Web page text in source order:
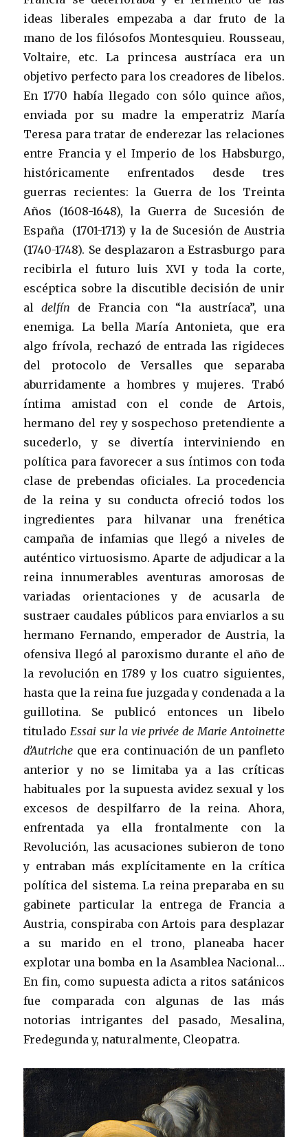
ideas liberales empezaba a dar fruto de la
mano de los filósofos Montesquieu. Rousseau,
Voltaire, etc. La princesa austríaca era un
objetivo perfecto para los creadores de libelos.
En 1770 había llegado con sólo quince años,
enviada por su madre la emperatriz María
Teresa para tratar de enderezar las relaciones
entre Francia y el Imperio de los Habsburgo,
históricamente enfrentados desde tres
guerras recientes: la Guerra de los Treinta
Años (1608-1648), la Guerra de Sucesión de
España (1701-1713) y la de Sucesión de Austria
(1740-1748). Se desplazaron a Estrasburgo para
recibirla el futuro luis XVI y toda la corte,
escéptica sobre la discutible decisión de unir
aldelfín de Francia con “la austríaca”, una
enemiga. La bella María Antonieta, que era
algo frívola, rechazó de entrada las rigideces
del protocolo de Versalles que separaba
aburridamente a hombres y mujeres. Trabó
íntima amistad con el conde de Artois,
hermano del rey y sospechoso pretendiente a
sucederlo, y se divertía interviniendo en
política para favorecer a sus íntimos con toda
clase de prebendas oficiales. La procedencia
de la reina y su conducta ofreció todos los
ingredientes para hilvanar una frenética
campaña de infamias que llegó a niveles de
auténtico virtuosismo. Aparte de adjudicar a la
reina innumerables aventuras amorosas de
variadas orientaciones y de acusarla de
sustraer caudales públicos para enviarlos a su
hermano Fernando, emperador de Austria, la
ofensiva llegó al paroxismo durante el año de
la revolución en 1789 y los cuatro siguientes,
hasta que la reina fue juzgada y condenada a la
guillotina. Se publicó entonces un libelo
titulado Essai sur la vie privée de Marie Antoinette
d’Autriche que era continuación de un panfleto
anterior y no se limitaba ya a las críticas
habituales por la supuesta avidez sexual y los
excesos de despilfarro de la reina. Ahora,
enfrentada ya ella frontalmente con la
Revolución, las acusaciones subieron de tono
y entraban más explícitamente en la crítica
política del sistema. La reina preparaba en su
gabinete particular la entrega de Francia a
Austria, conspiraba con Artois para desplazar
a su marido en el trono, planeaba hacer
explotar una bomba en la Asamblea Nacional…
En fin, como supuesta adicta a ritos satánicos
fue comparada con algunas de las más
notorias intrigantes del pasado, Mesalina,
Fredegunda y, naturalmente, Cleopatra.